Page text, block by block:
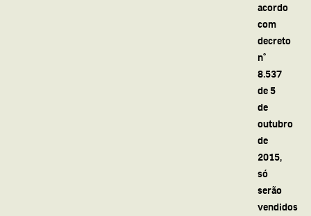
acordo
com
decreto
n°
8.537
de 5
de
outubro
de
2015,
só
serão
vendidos